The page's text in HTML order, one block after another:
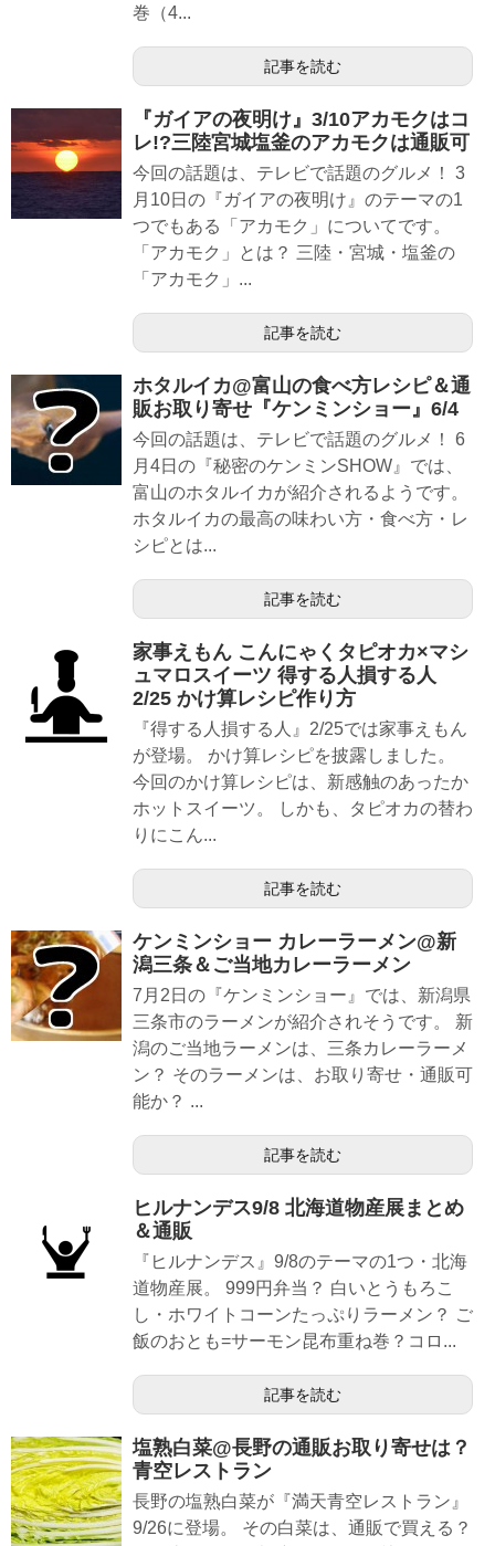
巻（4...
記事を読む
『ガイアの夜明け』3/10アカモクはコ
レ!?三陸宮城塩釜のアカモクは通販可
今回の話題は、テレビで話題のグルメ！ 3
月10日の『ガイアの夜明け』のテーマの1
つでもある「アカモク」についてです。
「アカモク」とは？ 三陸・宮城・塩釜の
「アカモク」...
記事を読む
ホタルイカ@富山の食べ方レシピ＆通
販お取り寄せ『ケンミンショー』6/4
今回の話題は、テレビで話題のグルメ！ 6
月4日の『秘密のケンミンSHOW』では、
富山のホタルイカが紹介されるようです。
ホタルイカの最高の味わい方・食べ方・レ
シピとは...
記事を読む
家事えもん こんにゃくタピオカ×マシ
ュマロスイーツ 得する人損する人
2/25 かけ算レシピ作り方
『得する人損する人』2/25では家事えもん
が登場。 かけ算レシピを披露しました。
今回のかけ算レシピは、新感触のあったか
ホットスイーツ。 しかも、タピオカの替わ
りにこん...
記事を読む
ケンミンショー カレーラーメン@新
潟三条＆ご当地カレーラーメン
7月2日の『ケンミンショー』では、新潟県
三条市のラーメンが紹介されそうです。 新
潟のご当地ラーメンは、三条カレーラーメ
ン？ そのラーメンは、お取り寄せ・通販可
能か？ ...
記事を読む
ヒルナンデス9/8 北海道物産展まとめ
＆通販
『ヒルナンデス』9/8のテーマの1つ・北海
道物産展。 999円弁当？ 白いとうもろこ
し・ホワイトコーンたっぷりラーメン？ ご
飯のおとも=サーモン昆布重ね巻？コロ...
記事を読む
塩熟白菜@長野の通販お取り寄せは？
青空レストラン
長野の塩熟白菜が『満天青空レストラン』
9/26に登場。 その白菜は、通販で買える？